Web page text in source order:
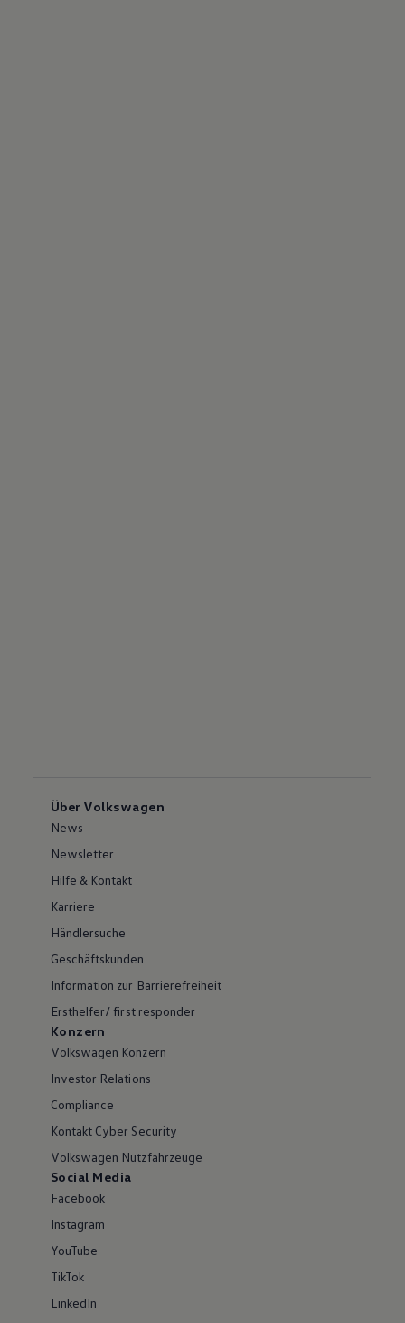
Über Volkswagen
News
Newsletter
Hilfe & Kontakt
Karriere
Händlersuche
Geschäftskunden
Information zur Barrierefreiheit
Ersthelfer/ first responder
Konzern
Volkswagen Konzern
Investor Relations
Compliance
Kontakt Cyber Security
Volkswagen Nutzfahrzeuge
Social Media
Facebook
Instagram
YouTube
TikTok
LinkedIn